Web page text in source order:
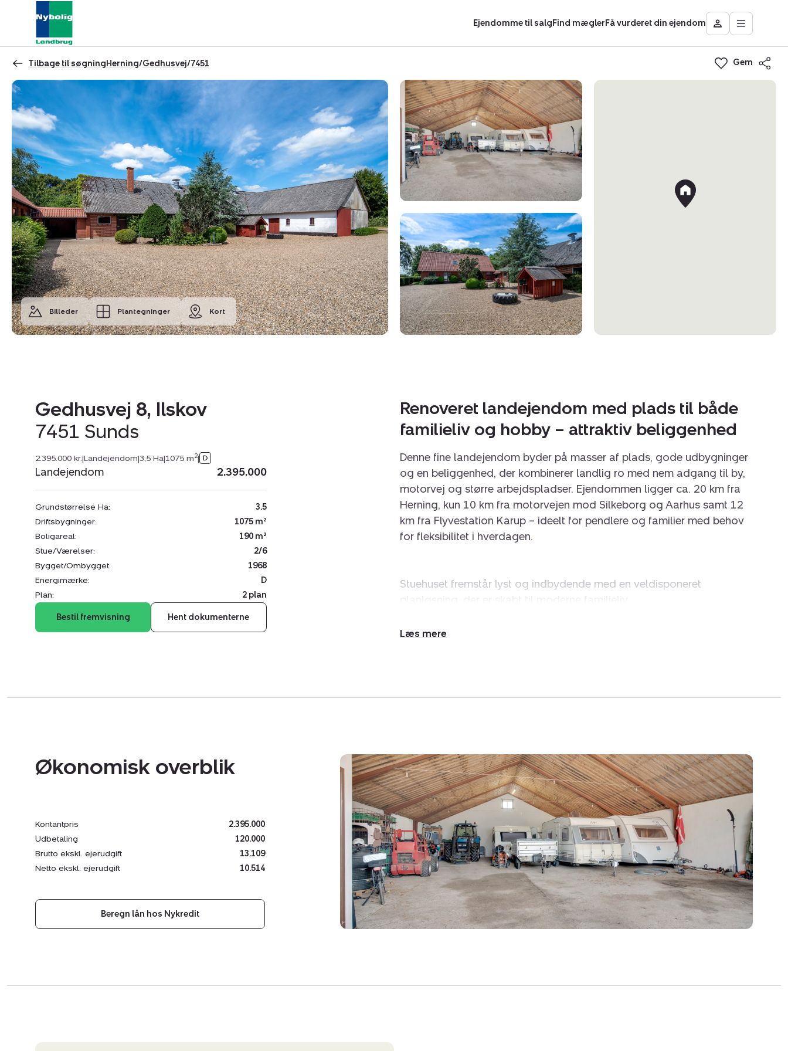
Ejendomme til salgFind mæglerFå vurderet din ejendom
Besøg
Mit
område
Åbn
Tilbage til søgningHerning/Gedhusvej/7451 Gem
Billeder Plantegninger Kort
Gedhusvej 8, Ilskov
7451 Sunds
2.395.000 kr.|Landejendom|3,5 Ha|1075 m2|
Landejendom 2.395.000
Grundstørrelse Ha:
3.5
Driftsbygninger:
1075 m²
Boligareal:
190 m²
Stue/Værelser:
2/6
Bygget/Ombygget:
1968
Energimærke:
D
Plan:
2 plan
Bestil fremvisning Hent dokumenterne
Renoveret landejendom med plads til både
familieliv og hobby – attraktiv beliggenhed
Denne fine landejendom byder på masser af plads, gode udbygninger
og en beliggenhed, der kombinerer landlig ro med nem adgang til by,
motorvej og større arbejdspladser. Ejendommen ligger ca. 20 km fra
Herning, kun 10 km fra motorvejen mod Silkeborg og Aarhus samt 12
km fra Flyvestation Karup – ideelt for pendlere og familier med behov
for fleksibilitet i hverdagen.
Stuehuset fremstår lyst og indbydende med en veldisponeret
fungerer som hjemmets naturlige samlingspunkt. Herudover rummer
1. sal er indrettet med fire gode værelser, et stort multirum samt et
Boligen er opdateret med træ/alu-vinduer, som sikrer et flot lysindfald,
god komfort og minimal vedligeholdelse.
Ejendommen råder over flere solide udbygninger med mange
anvendelsesmuligheder, der gør den særdeles velegnet til købere med
interesse for hobby, dyrehold eller pladskrævende aktiviteter. Her
findes blandt andet:
Stald, oplagt til mindre dyrehold eller alternativ anvendelse
Økonomisk overblik
Kontantpris
2.395.000
Udbetaling
120.000
Brutto ekskl. ejerudgift
13.109
Netto ekskl. ejerudgift
10.514
Beregn lån hos Nykredit